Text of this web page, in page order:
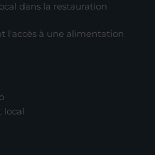
dans la restauration
l'accès à une alimentation
local